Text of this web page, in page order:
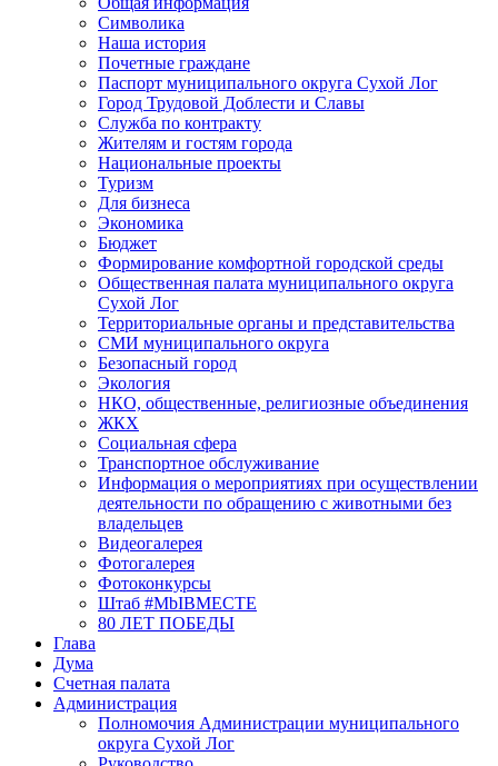
Символика
Наша история
Почетные граждане
Паспорт муниципального округа Сухой Лог
Город Трудовой Доблести и Славы
Служба по контракту
Жителям и гостям города
Национальные проекты
Туризм
Для бизнеса
Экономика
Бюджет
Формирование комфортной городской среды
Общественная палата муниципального округа
Сухой Лог
Территориальные органы и представительства
СМИ муниципального округа
Безопасный город
Экология
НКО, общественные, религиозные объединения
ЖКХ
Социальная сфера
Транспортное обслуживание
Информация о мероприятиях при осуществлении
деятельности по обращению с животными без
владельцев
Видеогалерея
Фотогалерея
Фотоконкурсы
Штаб #MbIBMECTE
80 ЛЕТ ПОБЕДЫ
Глава
Дума
Счетная палата
Администрация
Полномочия Администрации муниципального
округа Сухой Лог